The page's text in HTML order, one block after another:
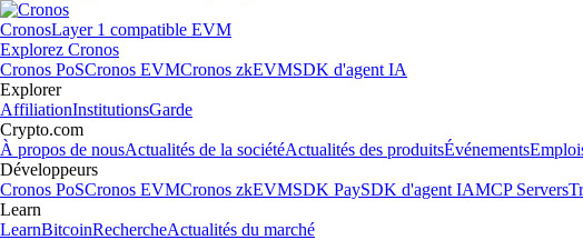
CronosLayer 1 compatible EVM
Explorez Cronos
Cronos PoSCronos EVMCronos zkEVMSDK d'agent IA
Explorer
AffiliationInstitutionsGarde
Crypto.com
À propos de nousActualités de la sociétéActualités des produitsÉvénements
Développeurs
Cronos PoSCronos EVMCronos zkEVMSDK PaySDK d'agent IAMCP Servers
Learn
LearnBitcoinRechercheActualités du marché